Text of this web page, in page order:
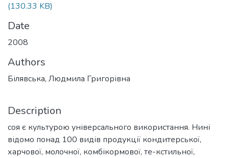
(130.33 KB)
Date
2008
Authors
Білявська, Людмила Григорівна
Description
соя є культурою універсального використання. Нині
відомо понад 100 видів продукції кондитерської,
харчової, молочної, комбікормової, те-кстильної,